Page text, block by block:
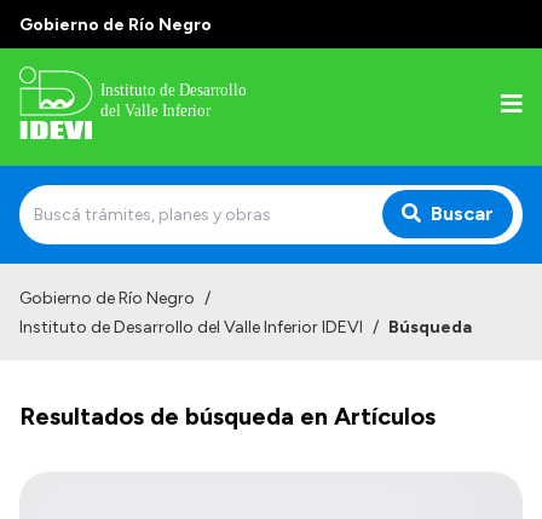
Gobierno de Río Negro
Buscar
Gobierno de Río Negro /
Instituto de Desarrollo del Valle Inferior IDEVI / Búsqueda
Resultados de búsqueda en Artículos